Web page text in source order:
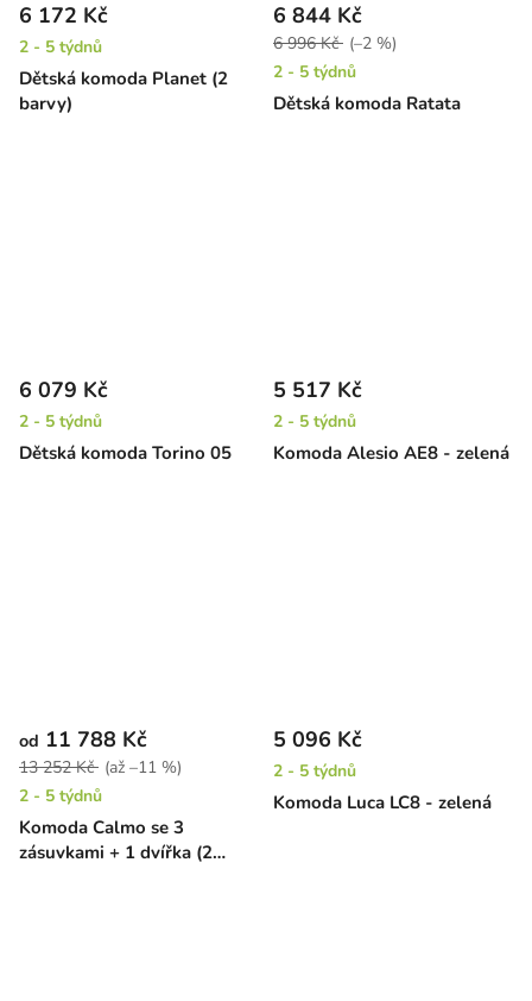
Dětská komoda Planet (2
barvy)
6 172 Kč
2 - 5 týdnů
Dětská komoda Ratata
6 844 Kč
6 996 Kč (–2 %)
2 - 5 týdnů
Dětská komoda Torino 05
6 079 Kč
2 - 5 týdnů
Komoda Alesio AE8 - zelená
5 517 Kč
2 - 5 týdnů
Komoda Calmo se 3
zásuvkami + 1 dvířka (2
od 11 788 Kč
13 252 Kč (až –11 %)
2 - 5 týdnů
Komoda Luca LC8 - zelená
5 096 Kč
2 - 5 týdnů